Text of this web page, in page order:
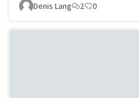
Denis Lang 2 0